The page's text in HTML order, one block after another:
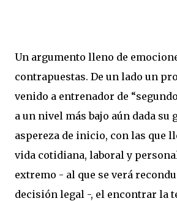
Un argumento lleno de
contrapuestas. De un lado un
venido a entrenador de
a un nivel más bajo aún dada su
aspereza de inicio, con las que
vida cotidiana, laboral y
extremo - al que se verá
decisión legal -, el encontrar la